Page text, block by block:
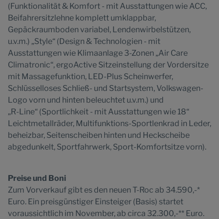
(Funktionalität & Komfort - mit Ausstattungen wie ACC,
Beifahrersitzlehne komplett umklappbar,
Gepäckraumboden variabel, Lendenwirbelstützen,
u.v.m.) „Style“ (Design & Technologien - mit
Ausstattungen wie Klimaanlage 3-Zonen „Air Care
Climatronic“, ergoActive Sitzeinstellung der Vordersitze
mit Massagefunktion, LED-Plus Scheinwerfer,
Schlüsselloses Schließ- und Startsystem, Volkswagen-
Logo vorn und hinten beleuchtet u.v.m.) und
„R-Line“ (Sportlichkeit - mit Ausstattungen wie 18“
Leichtmetallräder, Multifunktions-Sportlenkrad in Leder,
beheizbar, Seitenscheiben hinten und Heckscheibe
abgedunkelt, Sportfahrwerk, Sport-Komfortsitze vorn).
Preise und Boni
Zum Vorverkauf gibt es den neuen T-Roc ab 34.590,-*
Euro. Ein preisgünstiger Einsteiger (Basis) startet
voraussichtlich im November, ab circa 32.300,-** Euro.